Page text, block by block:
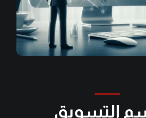
التسويق